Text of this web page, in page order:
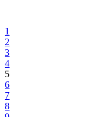
1
2
3
4
5
6
7
8